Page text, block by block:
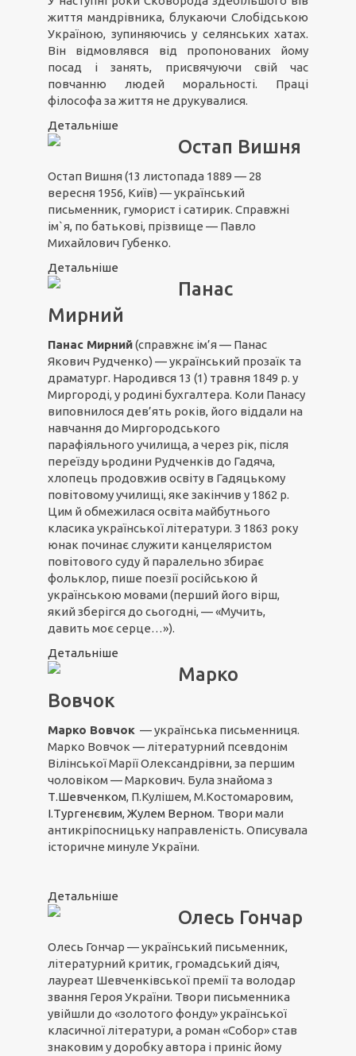
життя мандрівника, блукаючи Слобідською
Україною, зупиняючись у селянських хатах.
Він відмовлявся від пропонованих йому
посад і занять, присвячуючи свій час
повчанню людей моральності. Праці
філософа за життя не друкувалися.
Детальніше
Остап Вишня
Остап Вишня (13 листопада 1889 — 28
вересня 1956, Київ) — український
письменник, гуморист і сатирик. Справжні
ім`я, по батькові, прізвище — Павло
Михайлович Губенко.
Детальніше
Панас
Мирний
Панас Мирний(справжнє ім’я — Панас
Якович Рудченко) — український прозаїк та
драматург. Народився 13 (1) травня 1849 р. у
Миргороді, у родині бухгалтера. Коли Панасу
виповнилося дев’ять років, його віддали на
навчання до Миргородського
парафіяльного училища, а через рік, після
переїзду ьродини Рудченків до Гадяча,
хлопець продовжив освіту в Гадяцькому
повітовому училищі, яке закінчив у 1862 р.
Цим й обмежилася освіта майбутнього
класика української літератури. З 1863 року
юнак починає служити канцеляристом
повітового суду й паралельно збирає
фольклор, пише поезії російською й
українською мовами (перший його вірш,
який зберігся до сьогодні, — «Мучить,
давить моє серце…»).
Детальніше
Марко
Вовчок
Марко Вовчок — українська письменниця.
Марко Вовчок — літературний псевдонім
Вілінської Марії Олександрівни, за першим
чоловіком — Маркович. Була знайома з
Т.Шевченком, П.Кулішем, М.Костомаровим,
І.Тургенєвим, Жулем Верном. Твори мали
антикріпосницьку направленість. Описувала
історичне минуле України.
Детальніше
Олесь Гончар
Олесь Гончар — український письменник,
літературний критик, громадський діяч,
лауреат Шевченківської премії та володар
звання Героя України. Твори письменника
увійшли до «золотого фонду» української
класичної літератури, а роман «Собор» став
знаковим у доробку автора і приніс йому